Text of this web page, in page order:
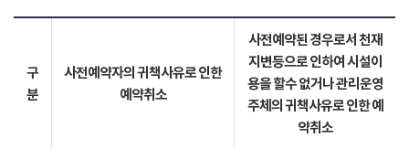
구
분
사전예약자의 귀책사유로 인한
예약취소
사전예약된 경우로서 천재
지변등으로 인하여 시설이
용을 할수 없거나 관리운영
주체의 귀책사유로 인한 예
약취소